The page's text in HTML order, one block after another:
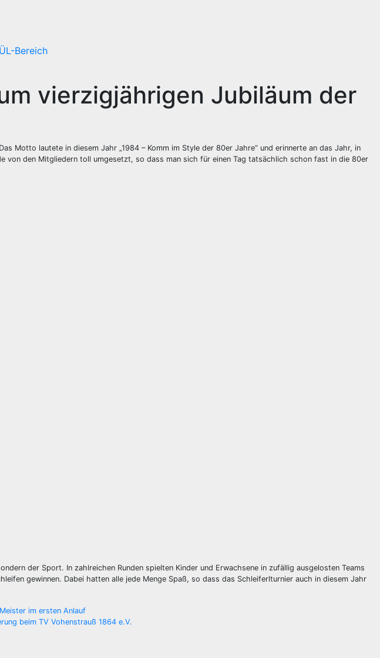
ÜL-Bereich
vierzigjährigen Jubiläum der
Motto lautete in diesem Jahr „1984 – Komm im Style der 80er Jahre“ und erinnerte an das Jahr, in
von den Mitgliedern toll umgesetzt, so dass man sich für einen Tag tatsächlich schon fast in die 80er
der Sport. In zahlreichen Runden spielten Kinder und Erwachsene in zufällig ausgelosten Teams
gewinnen. Dabei hatten alle jede Menge Spaß, so dass das Schleiferlturnier auch in diesem Jahr
im ersten Anlauf
beim TV Vohenstrauß 1864 e.V.